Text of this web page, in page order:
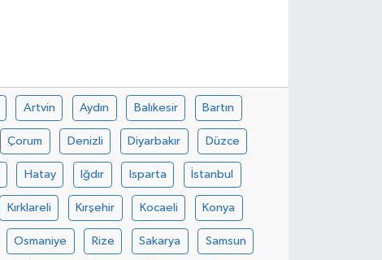
Artvin Aydın Balıkesir Bartın
Çorum Denizli Diyarbakır Düzce
Hatay Iğdır Isparta İstanbul
Kırklareli Kırşehir Kocaeli Konya
Osmaniye Rize Sakarya Samsun